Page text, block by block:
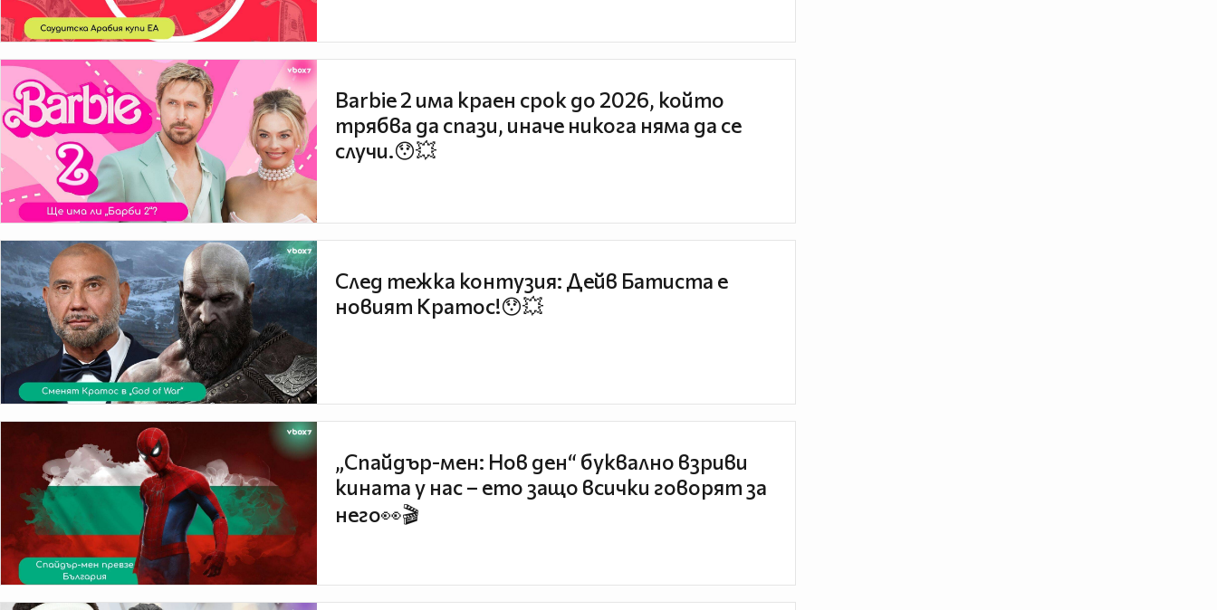
Barbie 2 има краен срок до 2026, който
трябва да спази, иначе никога няма да се
случи.😯💥
След тежка контузия: Дейв Батиста е
новият Кратос!😯💥
„Спайдър-мен: Нов ден“ буквално взриви
кината у нас – ето защо всички говорят за
него👀🎬